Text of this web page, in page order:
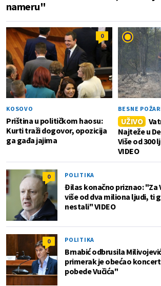
nameru"
0
KOSOVO
Priština u političkom haosu:
Kurti traži dogovor, opozicija
ga gađa jajima
BESNE
UŽIVO
Najteže u
Više od 300
VIDEO
0 POLITIKA
Đilas konačno priznao: "Za
više od dva miliona ljudi, ti
nestali" VIDEO
0 POLITIKA
Brnabić odbrusila
primerak je obećao
pobede Vučića"